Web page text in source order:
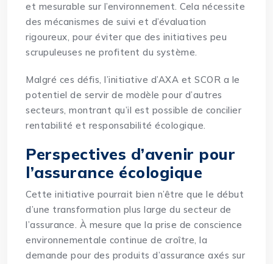
et mesurable sur l’environnement. Cela nécessite
des mécanismes de suivi et d’évaluation
rigoureux, pour éviter que des initiatives peu
scrupuleuses ne profitent du système.
Malgré ces défis, l’initiative d’AXA et SCOR a le
potentiel de servir de modèle pour d’autres
secteurs, montrant qu’il est possible de concilier
rentabilité et responsabilité écologique.
Perspectives d’avenir pour
l’assurance écologique
Cette initiative pourrait bien n’être que le début
d’une transformation plus large du secteur de
l’assurance. À mesure que la prise de conscience
environnementale continue de croître, la
demande pour des produits d’assurance axés sur